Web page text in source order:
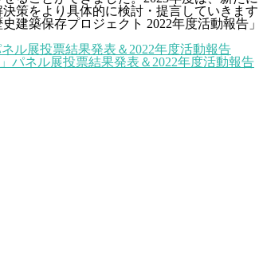
策をより具体的に検討・提言していきま
築保存プロジェクト 2022年度活動報
ル展投票結果発表＆2022年度活動報告
パネル展投票結果発表＆2022年度活動報告